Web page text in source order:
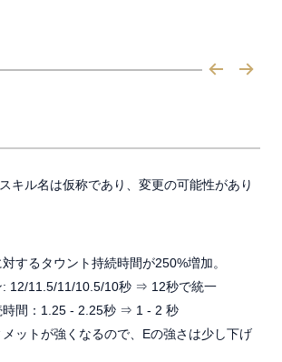
キル名は仮称であり、変更の可能性があり
するタウント持続時間が250%増加。
: 12/11.5/11/10.5/10秒 ⇒ 12秒で統一
時間：1.25 - 2.25秒 ⇒ 1 - 2 秒
メットが強くなるので、Eの強さは少し下げ